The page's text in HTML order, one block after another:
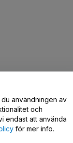
användningen av
och
endast att använda
för mer info.